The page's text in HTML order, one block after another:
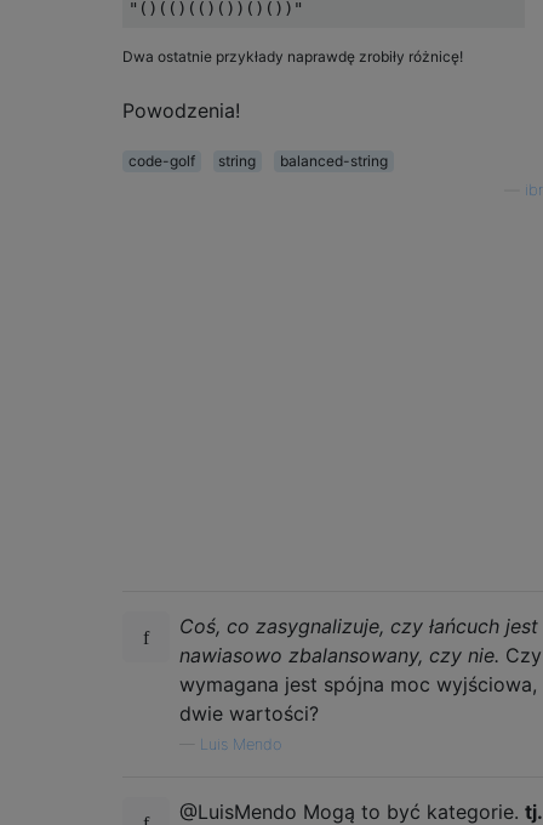
Dwa ostatnie przykłady naprawdę zrobiły różnicę!
Powodzenia!
code-golf string
balanced-string
Coś, co zasygnalizuje, czy łańcuch jest
nawiasowo zbalansowany, czy nie. Czy
wymagana jest spójna moc
dwie wartości?
Luis Mendo
@LuisMendo Mogą to być kategorie. tj.